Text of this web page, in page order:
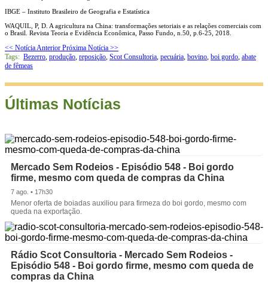
IBGE – Instituto Brasileiro de Geografia e Estatística
WAQUIL, P, D. A agricultura na China: transformações setoriais e as relações comerciais com
o Brasil. Revista Teoria e Evidência Econômica, Passo Fundo, n.50, p.6-25, 2018.
<< Notícia Anterior Próxima Notícia >>
Tags: Bezerro, produção, reposição, Scot Consultoria, pecuária, bovino, boi gordo, abate
de fêmeas
Últimas Notícias
Mercado Sem Rodeios - Episódio 548 - Boi gordo
firme, mesmo com queda de compras da China
7 ago. • 17h30
Menor oferta de boiadas auxiliou para firmeza do boi gordo, mesmo com
queda na exportação.
Rádio Scot Consultoria - Mercado Sem Rodeios -
Episódio 548 - Boi gordo firme, mesmo com queda de
compras da China